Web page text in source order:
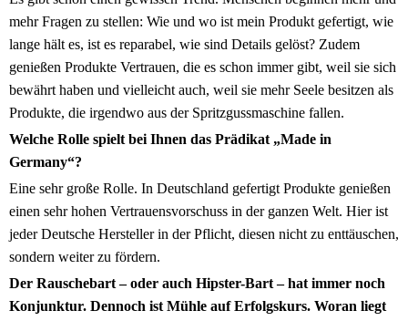
mehr Fragen zu stellen: Wie und wo ist mein Produkt gefertigt, wie
lange hält es, ist es reparabel, wie sind Details gelöst? Zudem
genießen Produkte Vertrauen, die es schon immer gibt, weil sie sich
bewährt haben und vielleicht auch, weil sie mehr Seele besitzen als
Produkte, die irgendwo aus der Spritzgussmaschine fallen.
Welche Rolle spielt bei Ihnen das Prädikat „Made in
Germany“?
Eine sehr große Rolle. In Deutschland gefertigt Produkte genießen
einen sehr hohen Vertrauensvorschuss in der ganzen Welt. Hier ist
jeder Deutsche Hersteller in der Pflicht, diesen nicht zu enttäuschen,
sondern weiter zu fördern.
Der Rauschebart – oder auch Hipster-Bart – hat immer noch
Konjunktur. Dennoch ist Mühle auf Erfolgskurs. Woran liegt